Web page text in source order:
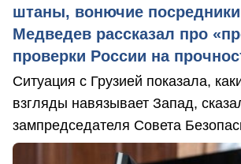
штаны, вонючие
Медведев рассказал про
проверки России на
Ситуация с Грузией показала,
взгляды навязывает Запад,
зампредседателя Совета